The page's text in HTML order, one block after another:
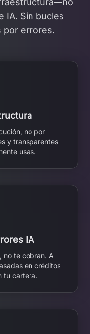
IA. Sin bucles
por errores.
no por
y transparentes
usas.
IA
no te cobran. A
en créditos
tu cartera.